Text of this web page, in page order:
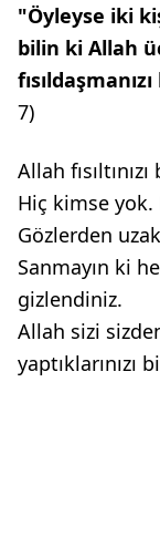
"Öyleyse iki
bilin ki Allah
7)
Allah
Hiç kimse yok.
Gözlerden
Sanmayın ki
gizlendiniz.
Allah sizi
yaptıklarınızı